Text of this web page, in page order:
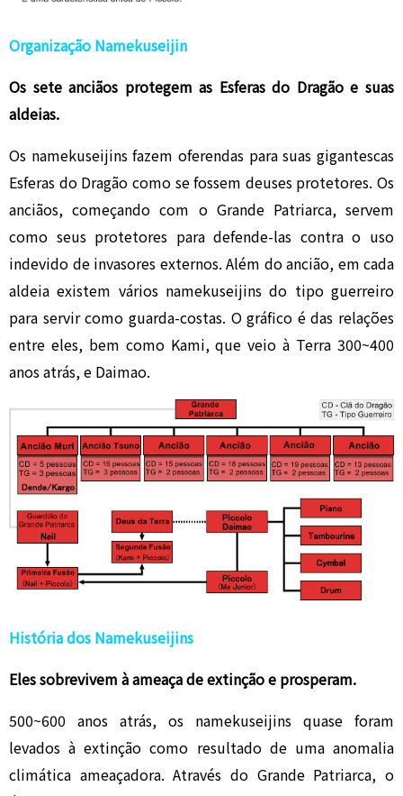
Organização Namekuseijin
Os sete anciãos protegem as Esferas do Dragão e suas
aldeias.
Os namekuseijins fazem oferendas para suas gigantescas
Esferas do Dragão como se fossem deuses protetores. Os
anciãos, começando com o Grande Patriarca, servem
como seus protetores para defende-las contra o uso
indevido de invasores externos. Além do ancião, em cada
aldeia existem vários namekuseijins do tipo guerreiro
para servir como guarda-costas. O gráfico é das relações
entre eles, bem como Kami, que veio à Terra 300~400
anos atrás, e Daimao.
História dos Namekuseijins
Eles sobrevivem à ameaça de extinção e prosperam.
500~600 anos atrás, os namekuseijins quase foram
levados à extinção como resultado de uma anomalia
climática ameaçadora. Através do Grande Patriarca, o